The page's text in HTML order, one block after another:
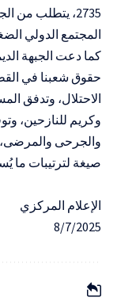
2735، يتطلب
المجتمع الدولي
كما دعت الجبهة
حقوق شعبنا في
الاحتلال، وتدفق
وكريم للنازحين،
والجرحى
صيغة لترتيبات ما
الإعلام المركزي
8/7/2025